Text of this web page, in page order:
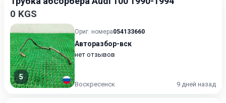
0 KGS
5
Ориг. номера054133660
Авторазбор-вск
нет отзывов
Воскресенск 9 дней назад